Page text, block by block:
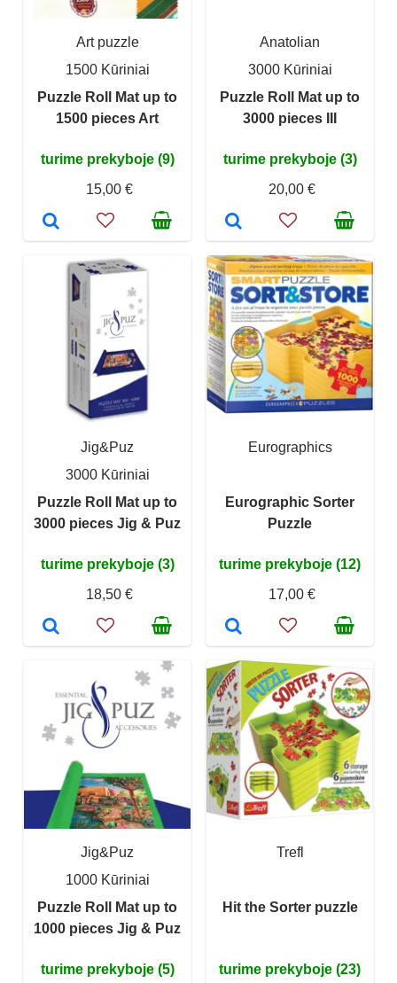
Art puzzle
1500 Kūriniai
Puzzle Roll Mat up to
1500 pieces Art
turime prekyboje (9)
15,00 €
Anatolian
3000 Kūriniai
Puzzle Roll Mat up to
3000 pieces III
turime prekyboje (3)
20,00 €
Jig&Puz
3000 Kūriniai
Puzzle Roll Mat up to
3000 pieces Jig & Puz
turime prekyboje (3)
18,50 €
Eurographics
Eurographic Sorter
Puzzle
turime prekyboje (12)
17,00 €
Jig&Puz
1000 Kūriniai
Puzzle Roll Mat up to
1000 pieces Jig & Puz
turime prekyboje (5)
Trefl
Hit the Sorter puzzle
turime prekyboje (23)